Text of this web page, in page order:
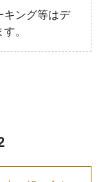
ング等はデ
。